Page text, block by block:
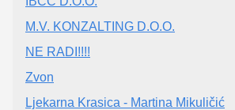
M.V. KONZALTING D.O.O.
NE RADI!!!!
Zvon
Ljekarna Krasica - Martina Mikuličić